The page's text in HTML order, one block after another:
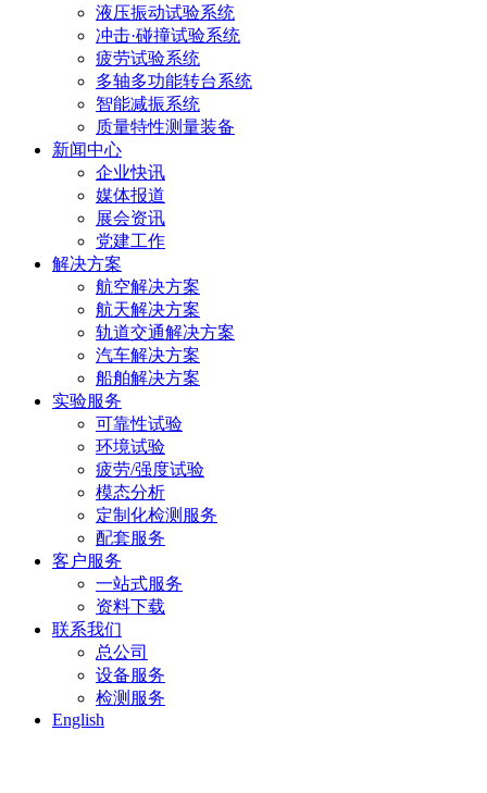
液压振动试验系统
冲击·碰撞试验系统
疲劳试验系统
多轴多功能转台系统
智能减振系统
质量特性测量装备
新闻中心
企业快讯
媒体报道
展会资讯
党建工作
解决方案
航空解决方案
航天解决方案
轨道交通解决方案
汽车解决方案
船舶解决方案
实验服务
可靠性试验
环境试验
疲劳/强度试验
模态分析
定制化检测服务
配套服务
客户服务
一站式服务
资料下载
联系我们
总公司
设备服务
检测服务
English